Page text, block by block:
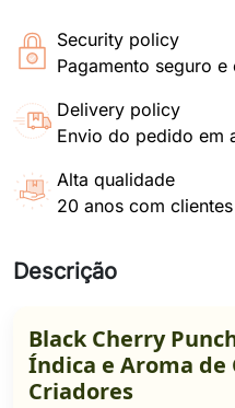
Security policy
Pagamento seguro
Delivery policy
Envio do pedido em
Alta qualidade
20 anos com
Descrição
Black Cherry
Índica e Aroma de
Criadores